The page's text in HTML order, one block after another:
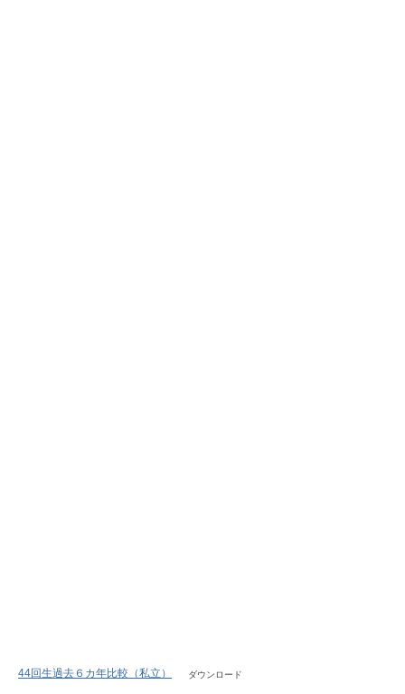
44回生過去６カ年比較（私立） ダウンロード